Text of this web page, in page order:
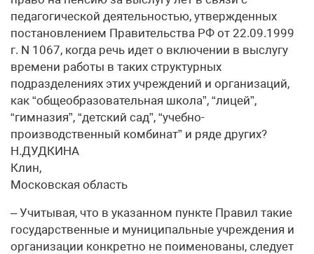
педагогической деятельностью, утвержденных
постановлением Правительства РФ от 22.09.1999
г. N 1067, когда речь идет о включении в выслугу
времени работы в таких структурных
подразделениях этих учреждений и организаций,
как “общеобразовательная школа”, “лицей”,
“гимназия”, “детский сад”, “учебно-
производственный комбинат” и ряде других?
Н.ДУДКИНА
Клин,
Московская область
– Учитывая, что в указанном пункте Правил такие
государственные и муниципальные учреждения и
организации конкретно не поименованы, следует